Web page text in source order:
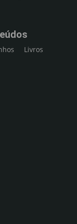
Livros